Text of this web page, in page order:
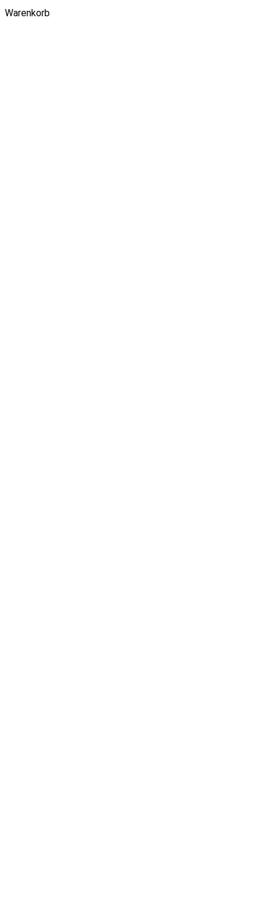
Warenkorb